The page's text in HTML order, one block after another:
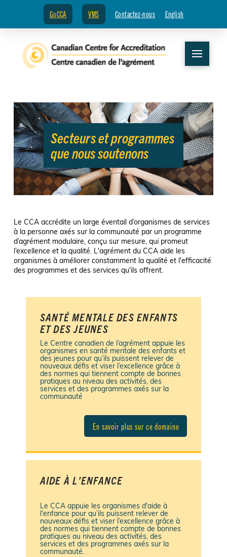
GoCCA VMS Contactez-nous English
Secteurs et programmes
que nous soutenons
Le CCA accrédite un large éventail d’organismes de services
à la personne axés sur la communauté par un programme
d’agrément modulaire, conçu sur mesure, qui promeut
l’excellence et la qualité. L'agrément du CCA aide les
organismes à améliorer constamment la qualité et l'efficacité
des programmes et des services qu'ils offrent.
SANTÉ MENTALE DES ENFANTS
ET DES JEUNES
Le Centre canadien de l’agrément appuie les
organismes en santé mentale des enfants et
des jeunes pour qu’ils puissent relever de
nouveaux défis et viser l’excellence grâce à
des normes qui tiennent compte de bonnes
pratiques au niveau des activités, des
services et des programmes axés sur la
communauté
En savoir plus sur ce domaine
AIDE À L'ENFANCE
Le CCA appuie les organismes d'aide à
l'enfance pour qu’ils puissent relever de
nouveaux défis et viser l’excellence grâce à
des normes qui tiennent compte de bonnes
pratiques au niveau des activités, des
services et des programmes axés sur la
communauté.